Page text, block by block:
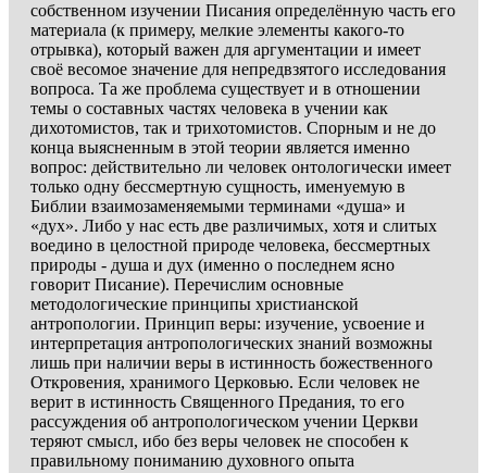
собственном изучении Писания определённую часть его
материала (к примеру, мелкие элементы какого-то
отрывка), который важен для аргументации и имеет
своё весомое значение для непредвзятого исследования
вопроса. Та же проблема существует и в отношении
темы о составных частях человека в учении как
дихотомистов, так и трихотомистов. Спорным и не до
конца выясненным в этой теории является именно
вопрос: действительно ли человек онтологически имеет
только одну бессмертную сущность, именуемую в
Библии взаимозаменяемыми терминами «душа» и
«дух». Либо у нас есть две различимых, хотя и слитых
воедино в целостной природе человека, бессмертных
природы - душа и дух (именно о последнем ясно
говорит Писание). Перечислим основные
методологические принципы христианской
антропологии. Принцип веры: изучение, усвоение и
интерпретация антропологических знаний возможны
лишь при наличии веры в истинность божественного
Откровения, хранимого Церковью. Если человек не
верит в истинность Священного Предания, то его
рассуждения об антропологическом учении Церкви
теряют смысл, ибо без веры человек не способен к
правильному пониманию духовного опыта